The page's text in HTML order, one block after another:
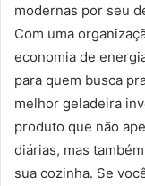
modernas por seu
Com uma
economia de
para quem busca
melhor geladeira
produto que não
diárias, mas
sua cozinha. Se